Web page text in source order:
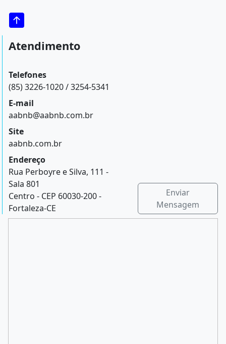
Atendimento
Telefones
(85) 3226-1020 / 3254-5341
E-mail
aabnb@aabnb.com.br
Site
aabnb.com.br
Endereço
Rua Perboyre e Silva, 111 -
Sala 801
Centro - CEP 60030-200 -
Fortaleza-CE
Enviar
Mensagem